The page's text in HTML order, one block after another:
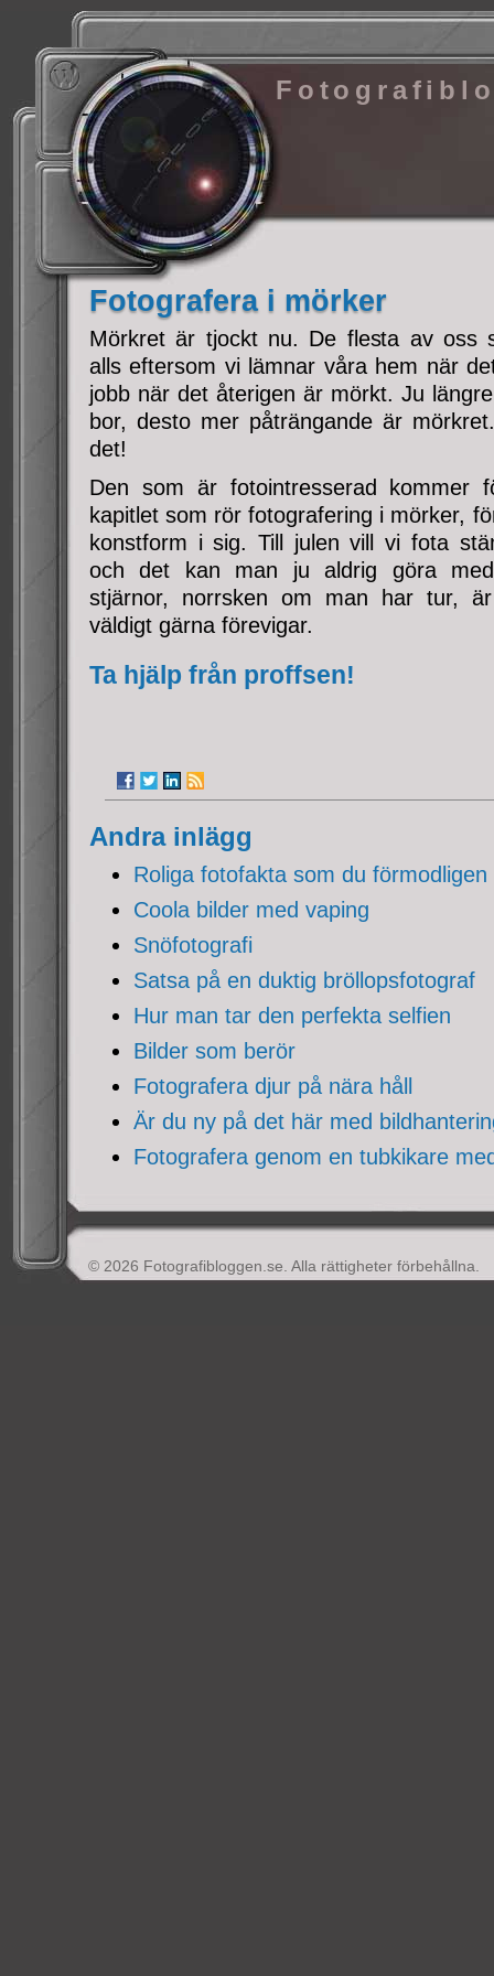
Fotografera i mörker
Mörkret är tjockt nu. De flesta av oss
alls eftersom vi lämnar våra hem när
jobb när det återigen är mörkt. Ju
bor, desto mer påträngande är
det!
Den som är fotointresserad kommer
kapitlet som rör fotografering i mörker,
konstform i sig. Till julen vill vi fota
och det kan man ju aldrig göra
stjärnor, norrsken om man har tur,
väldigt gärna förevigar.
Ta hjälp från proffsen!
Andra inlägg
Roliga fotofakta som du
Coola bilder med vaping
Snöfotografi
Satsa på en duktig bröllopsfotograf
Hur man tar den perfekta selfien
Bilder som berör
Fotografera djur på nära håll
Är du ny på det här med
Fotografera genom en tubkikare
© 2026 Fotografibloggen.se. Alla rättigheter förbehållna.